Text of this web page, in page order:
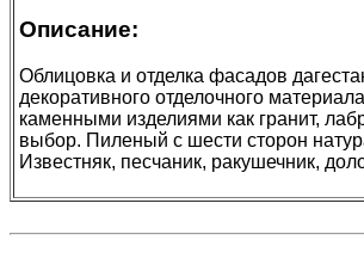
Описание:
Облицовка и отделка фасадов
декоративного отделочного
каменными изделиями как гранит,
выбор. Пиленый с шести сторон
Известняк, песчаник, ракушечник,